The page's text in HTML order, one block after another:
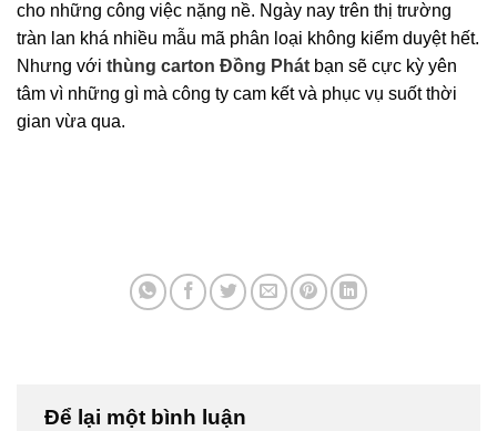
cho những công việc nặng nề. Ngày nay trên thị trường
tràn lan khá nhiều mẫu mã phân loại không kiểm duyệt hết.
Nhưng với thùng carton Đồng Phát bạn sẽ cực kỳ yên
tâm vì những gì mà công ty cam kết và phục vụ suốt thời
gian vừa qua.
Để lại một bình luận